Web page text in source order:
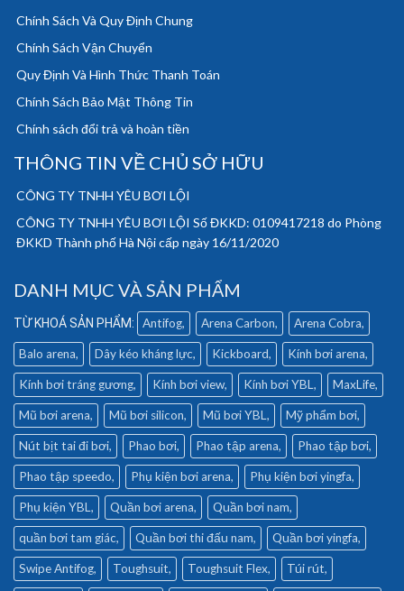
Chính Sách Và Quy Định Chung
Chính Sách Vận Chuyển
Quy Định Và Hình Thức Thanh Toán
Chính Sách Bảo Mật Thông Tin
Chính sách đổi trả và hoàn tiền
THÔNG TIN VỀ CHỦ SỞ HỮU
CÔNG TY TNHH YÊU BƠI LỘI
CÔNG TY TNHH YÊU BƠI LỘI Số ĐKKD: 0109417218 do Phòng
ĐKKD Thành phố Hà Nội cấp ngày 16/11/2020
DANH MỤC VÀ SẢN PHẨM
Antifog Arena Carbon Arena Cobra
Balo arena Dây kéo kháng lực Kickboard Kính bơi arena
Kính bơi tráng gương Kính bơi view Kính bơi YBL MaxLife
Mũ bơi arena Mũ bơi silicon Mũ bơi YBL Mỹ phẩm bơi
Nút bịt tai đi bơi Phao bơi Phao tập arena Phao tập bơi
Phao tập speedo Phụ kiện bơi arena Phụ kiện bơi yingfa
Phụ kiện YBL Quần bơi arena Quần bơi nam
quần bơi tam giác Quần bơi thi đấu nam Quần bơi yingfa
Swipe Antifog Toughsuit Toughsuit Flex Túi rút